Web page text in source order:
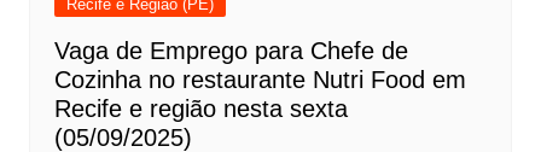
Recife e Região (PE)
Vaga de Emprego para Chefe de
Cozinha no restaurante Nutri Food em
Recife e região nesta sexta
(05/09/2025)